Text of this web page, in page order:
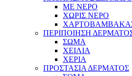
ΜΕ ΝΕΡΟ
ΧΩΡΙΣ ΝΕΡΟ
ΠΕΡΙΠΟΙΗΣΗ
ΣΩΜΑ
ΧΕΙΛΙΑ
ΧΕΡΙΑ
ΠΡΟΣΤΑΣΙΑ ΔΕΡΜΑΤΟΣ